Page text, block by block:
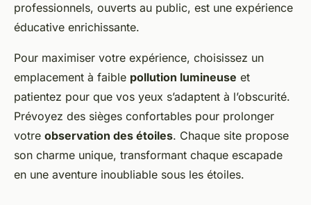
professionnels, ouverts au public, est une expérience
éducative enrichissante.
Pour maximiser votre expérience, choisissez un
emplacement à faible pollution lumineuse et
patientez pour que vos yeux s’adaptent à l’obscurité.
Prévoyez des sièges confortables pour prolonger
votre observation des étoiles. Chaque site propose
son charme unique, transformant chaque escapade
en une aventure inoubliable sous les étoiles.